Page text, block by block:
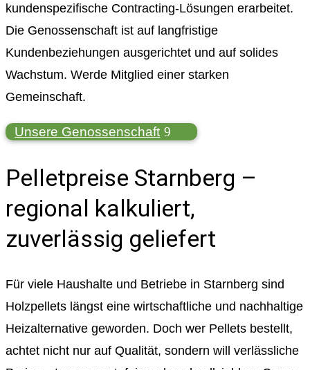
kundenspezifische Contracting-Lösungen erarbeitet.
Die Genossenschaft ist auf langfristige
Kundenbeziehungen ausgerichtet und auf solides
Wachstum. Werde Mitglied einer starken
Gemeinschaft.
Unsere Genossenschaft
Pelletpreise Starnberg –
regional kalkuliert,
zuverlässig geliefert
Für viele Haushalte und Betriebe in Starnberg sind
Holzpellets längst eine wirtschaftliche und nachhaltige
Heizalternative geworden. Doch wer Pellets bestellt,
achtet nicht nur auf Qualität, sondern will verlässliche